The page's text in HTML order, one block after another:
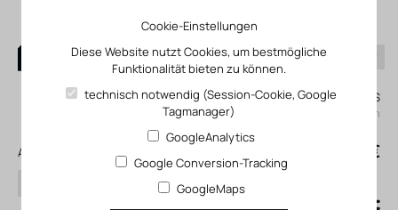
0
Mein KLEFINGHAUS
einloggen
Alle Produkte
Suchen
0,00 €
Cookie-Einstellungen
Diese Website nutzt Cookies, um bestmögliche
Funktionalität bieten zu können.
technisch notwendig (Session-Cookie, Google
Tagmanager)
GoogleAnalytics
Google Conversion-Tracking
GoogleMaps